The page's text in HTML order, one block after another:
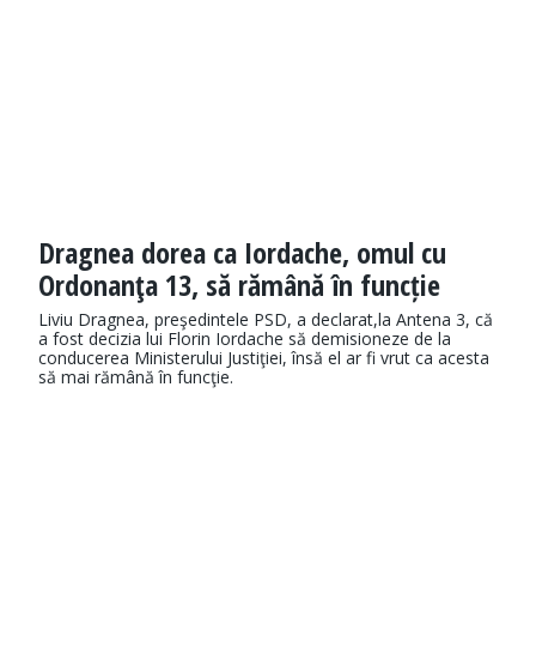
Dragnea dorea ca Iordache, omul cu
Ordonanţa 13, să rămână în funcție
Liviu Dragnea, preşedintele PSD, a declarat,la Antena 3, că
a fost decizia lui Florin Iordache să demisioneze de la
conducerea Ministerului Justiţiei, însă el ar fi vrut ca acesta
să mai rămână în funcţie.